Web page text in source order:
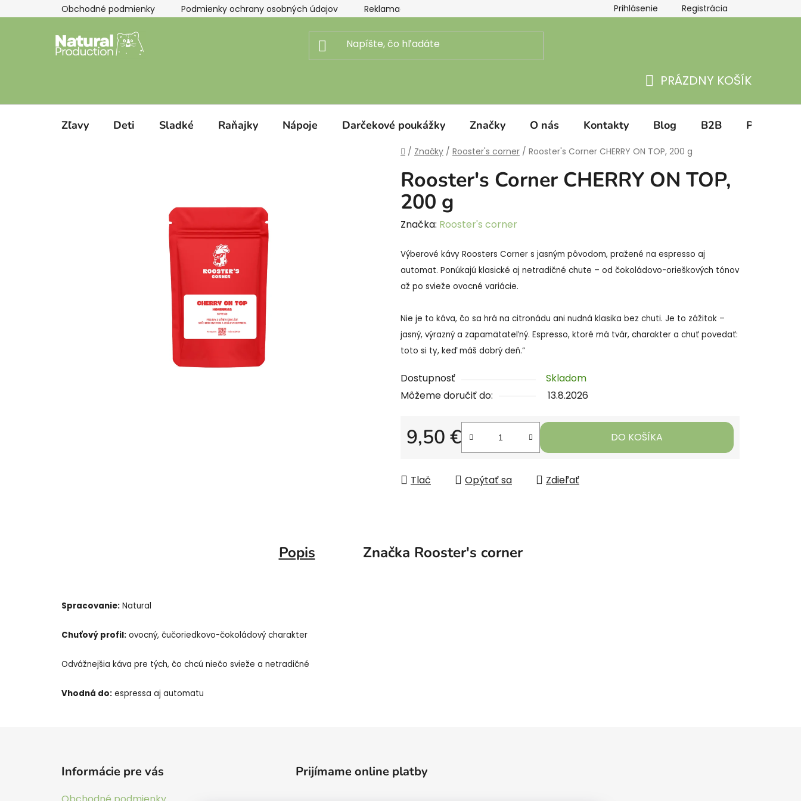
na
Obchodné podmienky Podmienky ochrany osobných údajov Reklamačný poriadok Hodnotenie obchodu
Prihlásenie Registrácia
KOŠÍK
PRÁZDNY KOŠÍK
Zľavy Deti Sladké Raňajky Nápoje Darčekové poukážky Značky O nás Kontakty Blog B2B
Domov
/ Značky / Rooster's corner / Rooster's Corner CHERRY ON TOP, 200 g
Rooster's Corner CHERRY ON TOP,
200 g
Značka: Rooster's corner
Výberové kávy Roosters Corner s jasným pôvodom, pražené na espresso aj
automat. Ponúkajú klasické aj netradičné chute – od čokoládovo-orieškových tónov
až po svieže ovocné variácie.
Nie je to káva, čo sa hrá na citronádu ani nudná klasika bez chuti. Je to zážitok –
jasný, výrazný a zapamätateľný. Espresso, ktoré má tvár, charakter a chuť povedať:
toto si ty, keď máš dobrý deň.“
Dostupnosť
Skladom
Môžeme doručiť do:
13.8.2026
9,50 €
Jednotková cena:
DO KOŠÍKA
Tlač Opýtať sa Zdieľať
Popis Značka Rooster's corner
Spracovanie: Natural
Chuťový profil: ovocný, čučoriedkovo-čokoládový charakter
Odvážnejšia káva pre tých, čo chcú niečo svieže a netradičné
Vhodná do: espressa aj automatu
Informácie pre vás Prijímame online platby